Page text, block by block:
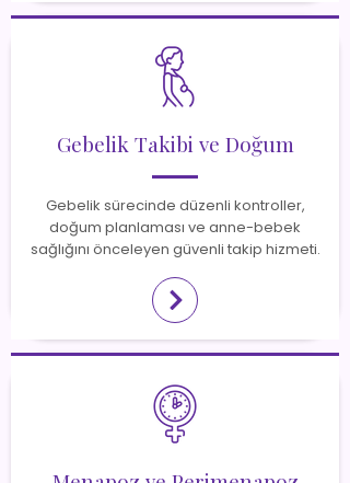
Gebelik Takibi ve Doğum
Gebelik sürecinde düzenli kontroller,
doğum planlaması ve anne-bebek
sağlığını önceleyen güvenli takip hizmeti.